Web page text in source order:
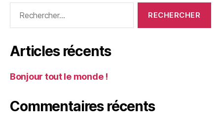
Articles récents
Bonjour tout le monde !
Commentaires récents